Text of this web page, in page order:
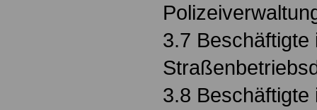
3.7 Beschäftigte
3.8 Beschäftigte